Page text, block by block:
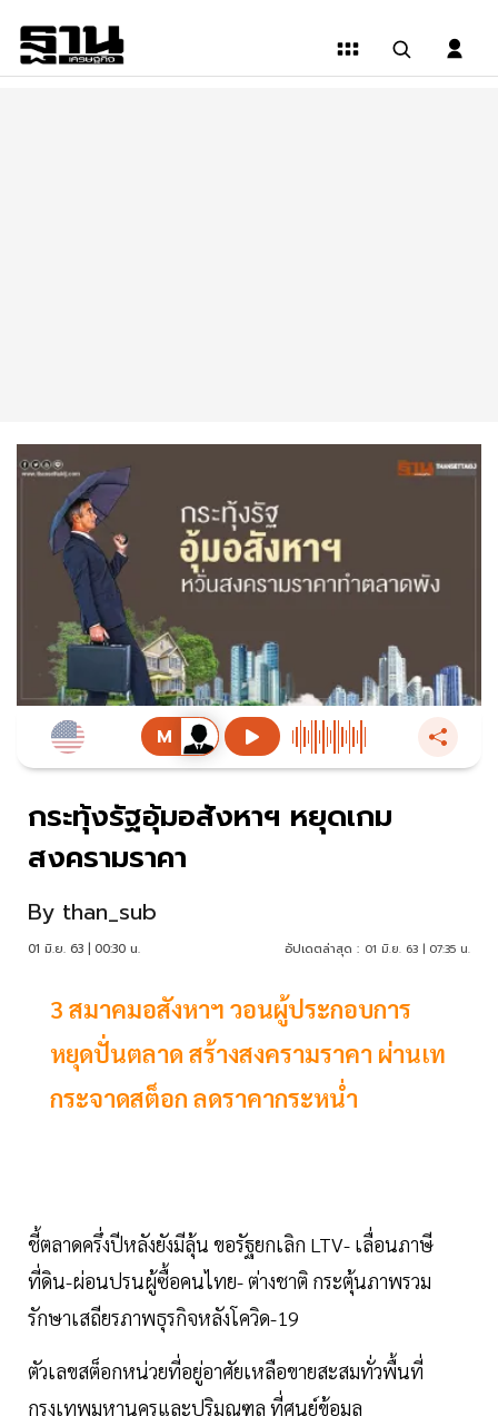
กระทุ้งรัฐอุ้มอสังหาฯ หยุดเกม
สงครามราคา
By than_sub
01 มิ.ย. 63 | 00:30 น. อัปเดตล่าสุด : 01 มิ.ย. 63 | 07:35 น.
3 สมาคมอสังหาฯ วอนผู้ประกอบการ
หยุดปั่นตลาด สร้างสงครามราคา ผ่านเท
กระจาดสต็อก ลดราคากระหน่ำ
ชี้ตลาดครึ่งปีหลังยังมีลุ้น ขอรัฐยกเลิก LTV- เลื่อนภาษี
ที่ดิน-ผ่อนปรนผู้ซื้อคนไทย- ต่างชาติ กระตุ้นภาพรวม
รักษาเสถียรภาพธุรกิจหลังโควิด-19
ตัวเลขสต็อกหน่วยที่อยู่อาศัยเหลือขายสะสมทั่วพื้นที่
กรุงเทพมหานครและปริมณฑล ที่ศูนย์ข้อมูล